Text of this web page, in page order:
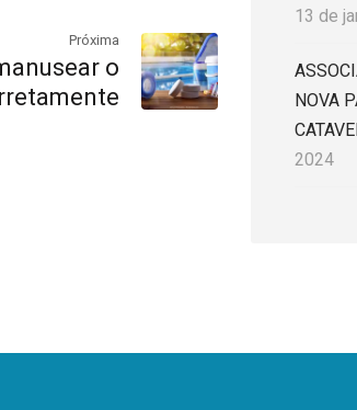
Próxima
o
13 de
NOVA
2024